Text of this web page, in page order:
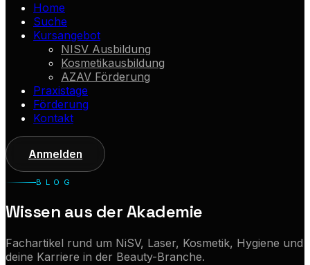
Home
Suche
Kursangebot
NISV Ausbildung
Kosmetikausbildung
AZAV Förderung
Praxistage
Förderung
Kontakt
Anmelden
BLOG
Wissen aus der Akademie
Fachartikel rund um NiSV, Laser, Kosmetik, Hygiene und
deine Karriere in der Beauty-Branche.